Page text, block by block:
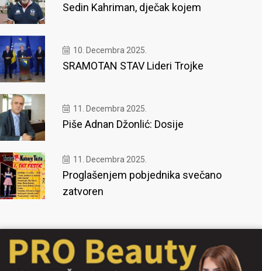
Sedin Kahriman, dječak kojem
10. Decembra 2025.
SRAMOTAN STAV Lideri Trojke
11. Decembra 2025.
Piše Adnan Džonlić: Dosije
11. Decembra 2025.
Proglašenjem pobjednika svečano
zatvoren